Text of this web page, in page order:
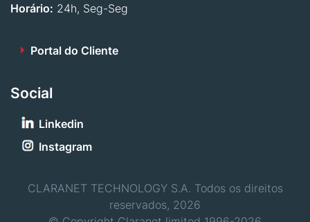
Horário: 24h, Seg-Seg
Portal do Cliente
Social
Linkedin
Instagram
CLARANET TECHNOLOGY S.A. Todos os direitos
reservados, 2026